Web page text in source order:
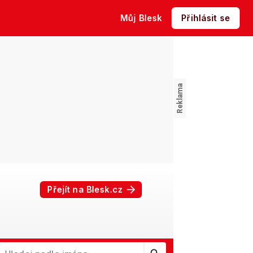
Můj Blesk Přihlásit se
Přejít na Blesk.cz